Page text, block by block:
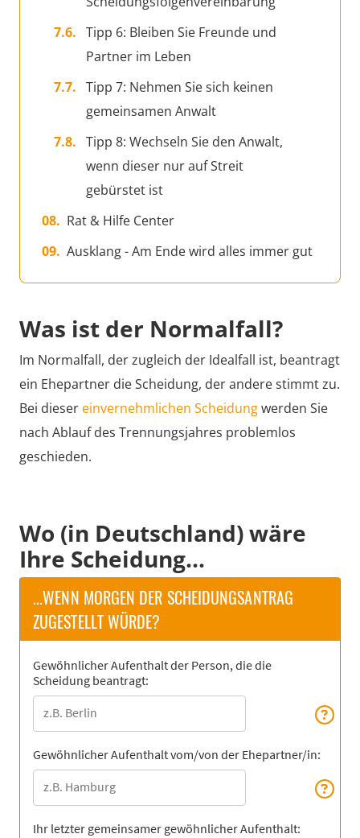
Tipp 6: Bleiben Sie Freunde und
Partner im Leben
Tipp 7: Nehmen Sie sich keinen
gemeinsamen Anwalt
Tipp 8: Wechseln Sie den Anwalt,
wenn dieser nur auf Streit
gebürstet ist
Rat & Hilfe Center
Ausklang - Am Ende wird alles immer gut
Was ist der Normalfall?
Im Normalfall, der zugleich der Idealfall ist, beantragt
ein Ehepartner die Scheidung, der andere stimmt zu.
Bei dieser einvernehmlichen Scheidungwerden Sie
nach Ablauf des Trennungsjahres problemlos
geschieden.
Wo (in Deutschland) wäre
Ihre Scheidung...
...WENN MORGEN DER SCHEIDUNGSANTRAG
ZUGESTELLT WÜRDE?
Gewöhnlicher Aufenthalt der Person, die die
Scheidung beantragt:
Gewöhnlicher Aufenthalt vom/von der Ehepartner/in:
Ihr letzter gemeinsamer gewöhnlicher Aufenthalt: